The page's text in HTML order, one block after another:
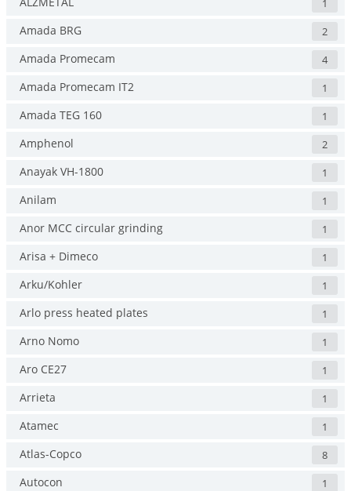
1
Amada BRG 2
Amada Promecam 4
Amada Promecam IT2 1
Amada TEG 160 1
Amphenol 2
Anayak VH-1800 1
Anilam 1
Anor MCC circular grinding 1
Arisa + Dimeco 1
Arku/Kohler 1
Arlo press heated plates 1
Arno Nomo 1
Aro CE27 1
Arrieta 1
Atamec 1
Atlas-Copco 8
Autocon 1